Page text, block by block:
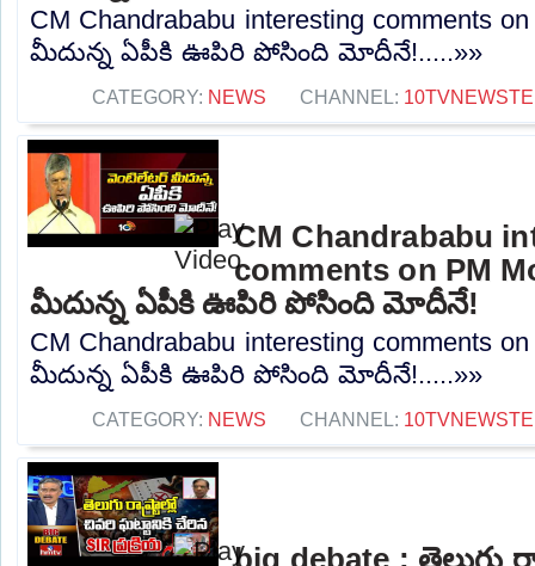
CM Chandrababu interesting comments
మీదున్న ఏపీకి ఊపిరి పోసింది మోదీనే!.....»»
CATEGORY: NEWS CHANNEL:
CM Chandrababu
comments on PM
మీదున్న ఏపీకి ఊపిరి పోసింది మోదీనే!
CM Chandrababu interesting comments
మీదున్న ఏపీకి ఊపిరి పోసింది మోదీనే!.....»»
CATEGORY: NEWS CHANNEL:
big debate : తెలుగు